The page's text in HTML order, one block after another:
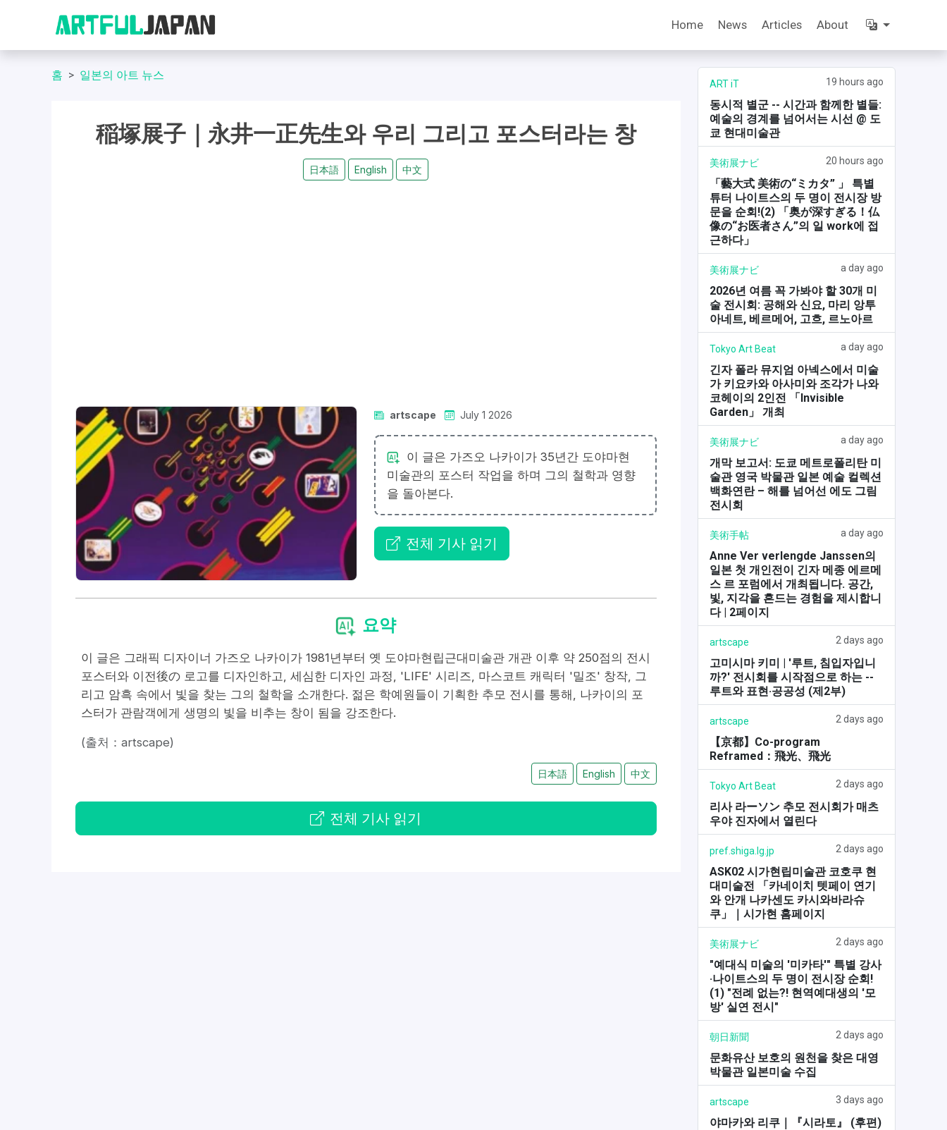
Home News Articles About
홈 일본의 아트 뉴스
稲塚展子｜永井一正先生와 우리 그리고 포스터라는 창
日本語 English 中文
artscape July 1 2026
이 글은 가즈오 나카이가 35년간 도야마현
미술관의 포스터 작업을 하며 그의 철학과 영향
을 돌아본다.
전체 기사 읽기
요약
이 글은 그래픽 디자이너 가즈오 나카이가 1981년부터 옛 도야마현립근대미술관 개관 이후 약 250점의 전시
포스터와 이전後の 로고를 디자인하고, 세심한 디자인 과정, 'LIFE' 시리즈, 마스코트 캐릭터 '밀조' 창작, 그
리고 암흑 속에서 빛을 찾는 그의 철학을 소개한다. 젊은 학예원들이 기획한 추모 전시를 통해, 나카이의 포
스터가 관람객에게 생명의 빛을 비추는 창이 됨을 강조한다.
(출처：artscape)
日本語 English 中文
전체 기사 읽기
ART iT 19 hours ago
동시적 별군 -- 시간과 함께한 별들:
예술의 경계를 넘어서는 시선 @ 도
쿄 현대미술관
美術展ナビ 20 hours ago
「藝大式 美術の“ミカタ” 」 특별
튜터 나이트스의 두 명이 전시장 방
문을 순회!(2) 「奥が深すぎる！仏
像の“お医者さん”의 일 work에 접
근하다」
美術展ナビ a day ago
2026년 여름 꼭 가봐야 할 30개 미
술 전시회: 공해와 신요, 마리 앙투
아네트, 베르메어, 고흐, 르노아르
Tokyo Art Beat a day ago
긴자 폴라 뮤지엄 아넥스에서 미술
가 키요카와 아사미와 조각가 나와
코헤이의 2인전 「Invisible
Garden」 개최
美術展ナビ a day ago
개막 보고서: 도쿄 메트로폴리탄 미
술관 영국 박물관 일본 예술 컬렉션
백화연란 – 해를 넘어선 에도 그림
전시회
美術手帖 a day ago
Anne Ver verlengde Janssen의
일본 첫 개인전이 긴자 메종 에르메
스 르 포럼에서 개최됩니다. 공간,
빛, 지각을 흔드는 경험을 제시합니
다 | 2페이지
artscape 2 days ago
고미시마 키미 | '루트, 침입자입니
까?' 전시회를 시작점으로 하는 --
루트와 표현·공공성 (제2부)
artscape 2 days ago
【京都】Co-program
Reframed：飛光、飛光
Tokyo Art Beat 2 days ago
리사 라ーソン 추모 전시회가 매츠
우야 진자에서 열린다
pref.shiga.lg.jp 2 days ago
ASK02 시가현립미술관 코호쿠 현
대미술전 「카네이치 텟페이 연기
와 안개 나카센도 카시와바라슈
쿠」｜시가현 홈페이지
美術展ナビ 2 days ago
"예대식 미술의 '미카타'" 특별 강사
·나이트스의 두 명이 전시장 순회!
(1) "전례 없는?! 현역예대생의 '모
방' 실연 전시"
朝日新聞 2 days ago
문화유산 보호의 원천을 찾은 대영
박물관 일본미술 수집
artscape 3 days ago
야마카와 리쿠｜『시라토』 (후편)